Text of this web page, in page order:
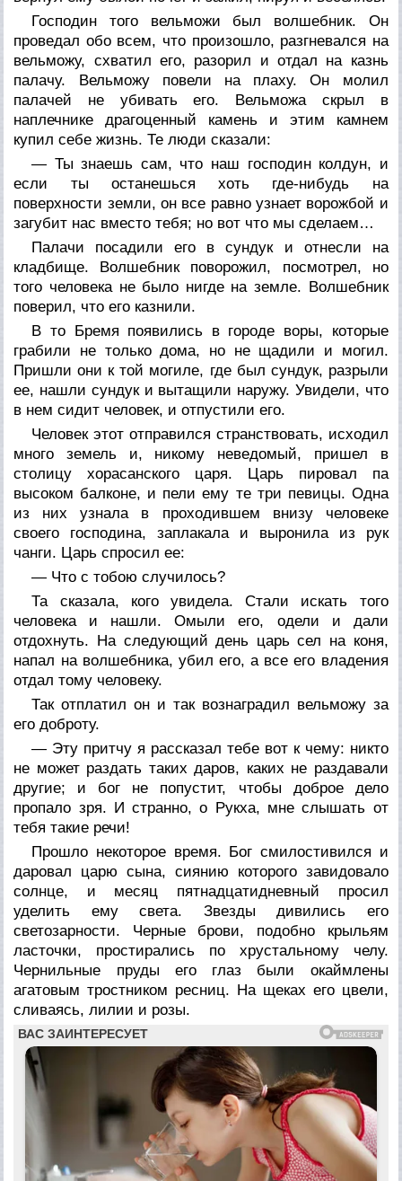
Господин того вельможи был волшебник. Он
проведал обо всем, что произошло, разгневался на
вельможу, схватил его, разорил и отдал на казнь
палачу. Вельможу повели на плаху. Он молил
палачей не убивать его. Вельможа скрыл в
наплечнике драгоценный камень и этим камнем
купил себе жизнь. Те люди сказали:
— Ты знаешь сам, что наш господин колдун, и
если ты останешься хоть где-нибудь на
поверхности земли, он все равно узнает ворожбой и
загубит нас вместо тебя; но вот что мы сделаем…
Палачи посадили его в сундук и отнесли на
кладбище. Волшебник поворожил, посмотрел, но
того человека не было нигде на земле. Волшебник
поверил, что его казнили.
В то Бремя появились в городе воры, которые
грабили не только дома, но не щадили и могил.
Пришли они к той могиле, где был сундук, разрыли
ее, нашли сундук и вытащили наружу. Увидели, что
в нем сидит человек, и отпустили его.
Человек этот отправился странствовать, исходил
много земель и, никому неведомый, пришел в
столицу хорасанского царя. Царь пировал па
высоком балконе, и пели ему те три певицы. Одна
из них узнала в проходившем внизу человеке
своего господина, заплакала и выронила из рук
чанги. Царь спросил ее:
— Что с тобою случилось?
Та сказала, кого увидела. Стали искать того
человека и нашли. Омыли его, одели и дали
отдохнуть. На следующий день царь сел на коня,
напал на волшебника, убил его, а все его владения
отдал тому человеку.
Так отплатил он и так вознаградил вельможу за
его доброту.
— Эту притчу я рассказал тебе вот к чему: никто
не может раздать таких даров, каких не раздавали
другие; и бог не попустит, чтобы доброе дело
пропало зря. И странно, о Рукха, мне слышать от
тебя такие речи!
Прошло некоторое время. Бог смилостивился и
даровал царю сына, сиянию которого завидовало
солнце, и месяц пятнадцатидневный просил
уделить ему света. Звезды дивились его
светозарности. Черные брови, подобно крыльям
ласточки, простирались по хрустальному челу.
Чернильные пруды его глаз были окаймлены
агатовым тростником ресниц. На щеках его цвели,
сливаясь, лилии и розы.